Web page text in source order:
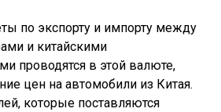
по экспорту и импорту между
и китайскими
проводятся в этой валюте,
цен на автомобили из Китая.
которые поставляются